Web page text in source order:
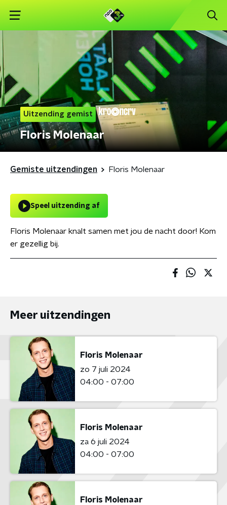
Uitzending gemist
Floris Molenaar
Gemiste uitzendingen Floris Molenaar
Speel uitzending af
Floris Molenaar knalt samen met jou de nacht door! Kom
er gezellig bij.
Meer uitzendingen
Floris Molenaar
zo 7 juli 2024
04:00 - 07:00
Floris Molenaar
za 6 juli 2024
04:00 - 07:00
Floris Molenaar